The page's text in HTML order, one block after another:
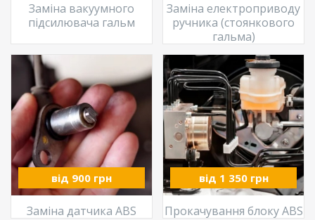
Заміна вакуумного
підсилювача гальм
Заміна електроприводу
ручника (стоянкового
гальма)
від 900 грн
Заміна датчика ABS
від 1 350 грн
Прокачування блоку ABS